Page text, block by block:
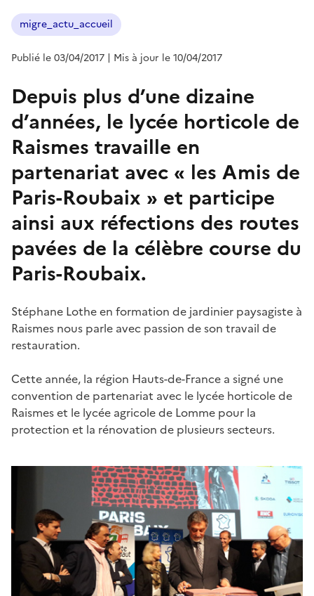
migre_actu_accueil
Publié le 03/04/2017 | Mis à jour le 10/04/2017
Depuis plus d’une dizaine
d’années, le lycée horticole de
Raismes travaille en
partenariat avec « les Amis de
Paris-Roubaix » et participe
ainsi aux réfections des routes
pavées de la célèbre course du
Paris-Roubaix.
Stéphane Lothe en formation de jardinier paysagiste à
Raismes nous parle avec passion de son travail de
restauration.
Cette année, la région Hauts-de-France a signé une
convention de partenariat avec le lycée horticole de
Raismes et le lycée agricole de Lomme pour la
protection et la rénovation de plusieurs secteurs.